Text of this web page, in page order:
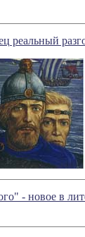
реальный
- новое в